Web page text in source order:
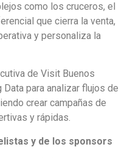
como los cruceros, el
que cierra la venta,
y personaliza la
de Visit Buenos
para analizar flujos de
crear campañas de
y rápidas.
y de los sponsors